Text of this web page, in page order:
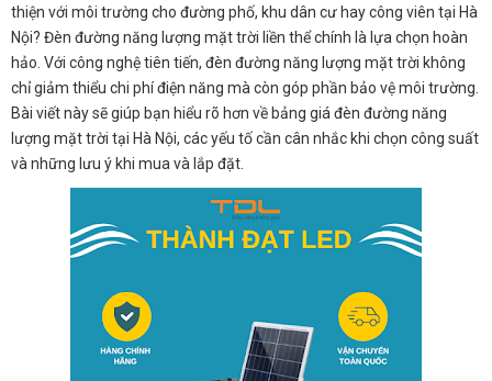
thiện với môi trường cho đường phố, khu dân cư hay công viên tại Hà
Nội? Đèn đường năng lượng mặt trời liền thể chính là lựa chọn hoàn
hảo. Với công nghệ tiên tiến, đèn đường năng lượng mặt trời không
chỉ giảm thiểu chi phí điện năng mà còn góp phần bảo vệ môi trường.
Bài viết này sẽ giúp bạn hiểu rõ hơn về bảng giá đèn đường năng
lượng mặt trời tại Hà Nội, các yếu tố cần cân nhắc khi chọn công suất
và những lưu ý khi mua và lắp đặt.